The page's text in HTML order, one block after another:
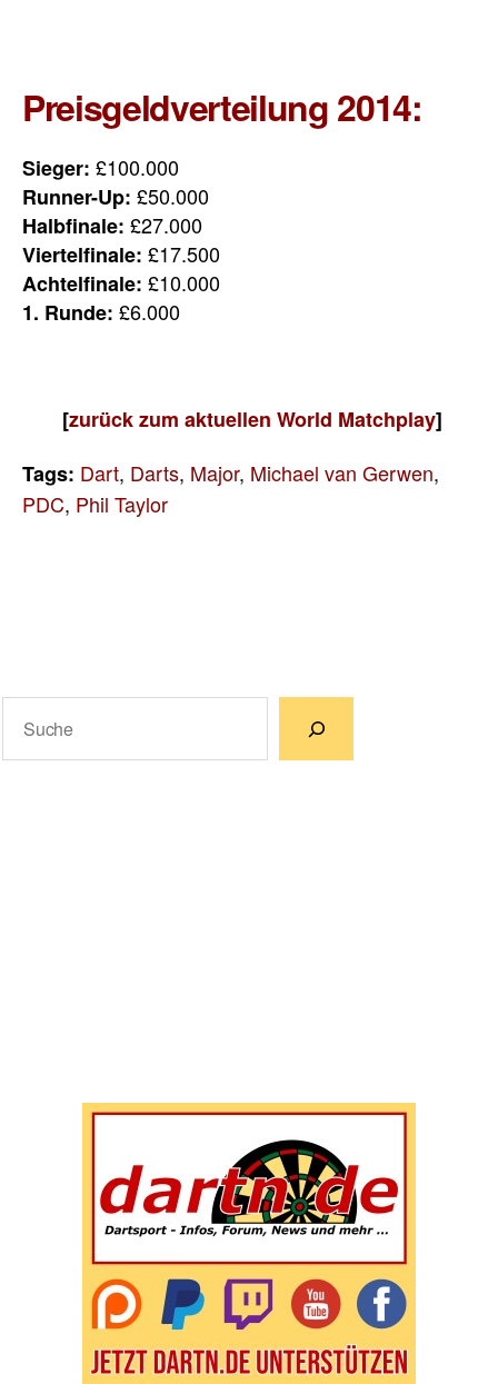
Preisgeldverteilung 2014:
Sieger: £100.000
Runner-Up: £50.000
Halbfinale: £27.000
Viertelfinale: £17.500
Achtelfinale: £10.000
1. Runde: £6.000
[zurück zum aktuellen World Matchplay]
Tags: Dart, Darts, Major, Michael van Gerwen,
PDC, Phil Taylor